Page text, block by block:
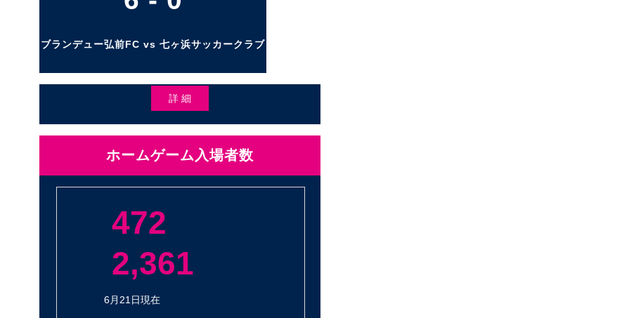
ブランデュー弘前FC vs 七ヶ浜サッカークラブ
詳 細
ホームゲーム入場者数
472
2,361
6月21日現在